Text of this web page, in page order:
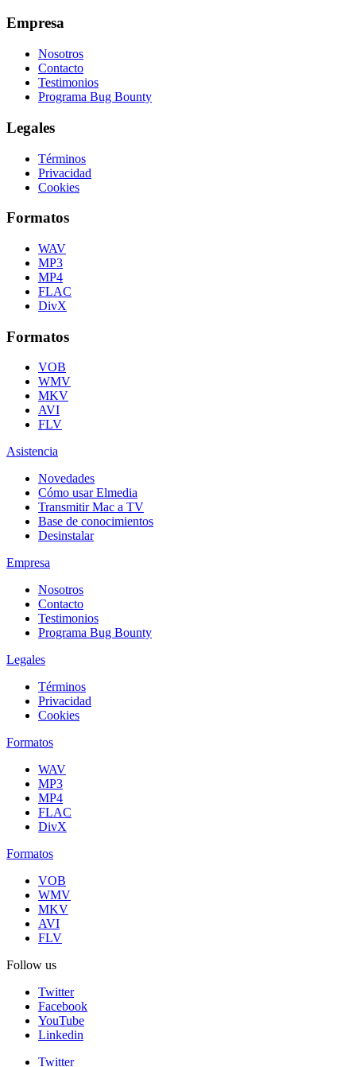
Empresa
Nosotros
Contacto
Testimonios
Programa Bug Bounty
Legales
Términos
Privacidad
Cookies
Formatos
WAV
MP3
MP4
FLAC
DivX
Formatos
VOB
WMV
MKV
AVI
FLV
Asistencia
Novedades
Cómo usar Elmedia
Transmitir Mac a TV
Base de conocimientos
Desinstalar
Empresa
Nosotros
Contacto
Testimonios
Programa Bug Bounty
Legales
Términos
Privacidad
Cookies
Formatos
WAV
MP3
MP4
FLAC
DivX
Formatos
VOB
WMV
MKV
AVI
FLV
Follow us
Twitter
Facebook
YouTube
Linkedin
Twitter